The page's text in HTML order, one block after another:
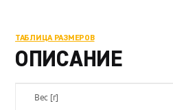
Stretch
Ripstop
ТАБЛИЦА РАЗМЕРОВ
ОПИСАНИЕ
Вес [г]